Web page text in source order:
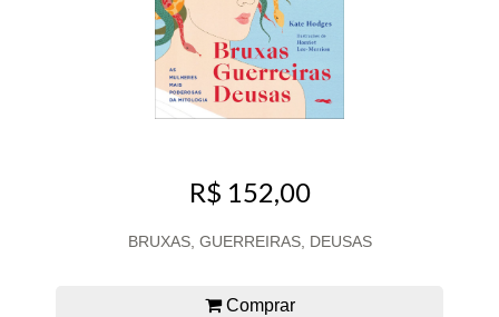
R$ 152,00
BRUXAS, GUERREIRAS, DEUSAS
Comprar